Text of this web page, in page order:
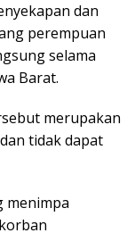
dan
perempuan
selama
Barat.
merupakan
tidak dapat
menimpa